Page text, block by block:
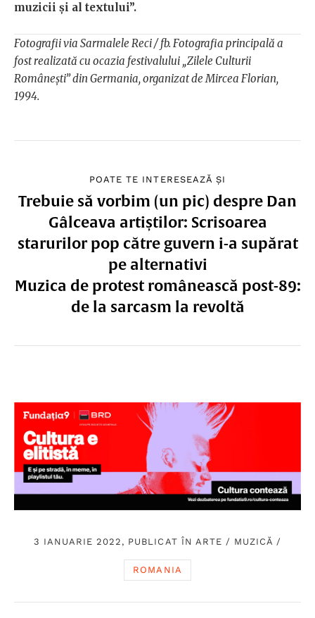
muzicii și al textului”.
Fotografii via Sarmalele Reci / fb. Fotografia principală a
fost realizată cu ocazia festivalului „Zilele Culturii
Românești” din Germania, organizat de Mircea Florian,
1994.
POATE TE INTERESEAZĂ ȘI
Trebuie să vorbim (un pic) despre Dan
Gâlceava artiștilor: Scrisoarea
starurilor pop către guvern i-a supărat
pe alternativi
Muzica de protest românească post-89:
de la sarcasm la revoltă
3 IANUARIE 2022, PUBLICAT ÎN ARTE / MUZICĂ /
ROMANIA